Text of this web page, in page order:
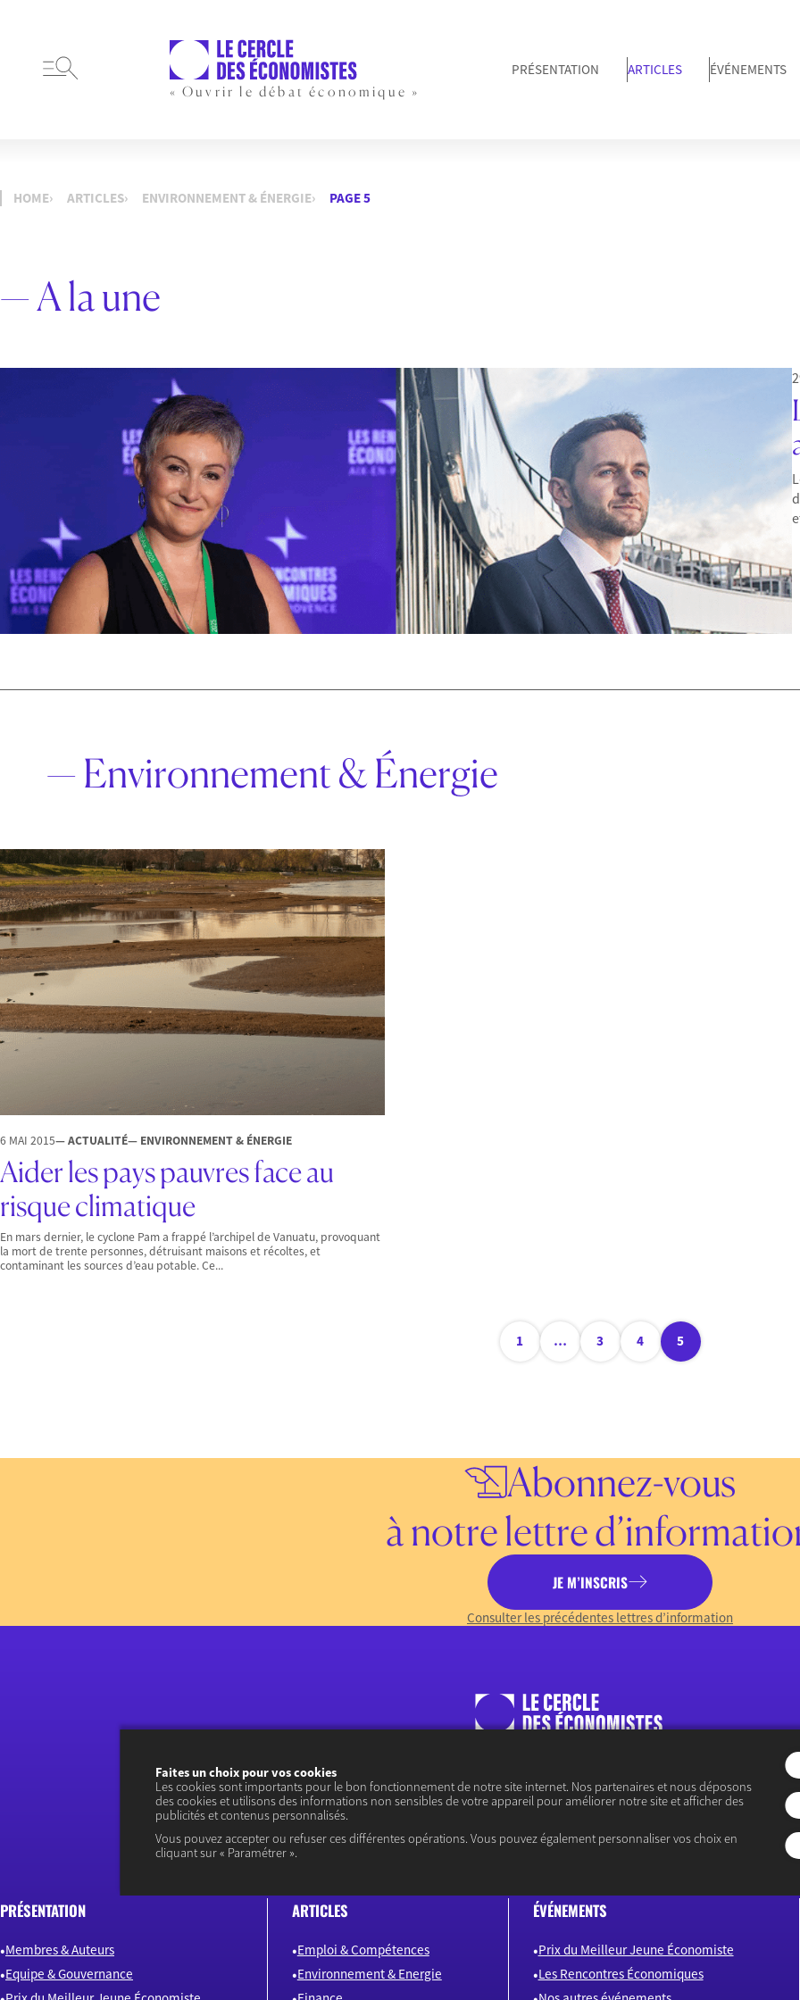
« Ouvrir le débat économique »
PRÉSENTATION ARTICLES ÉVÉNEMENTS
HOME ARTICLES ENVIRONNEMENT & ÉNERGIE PAGE 5
— A la une
— Environnement & Énergie
6 MAI 2015— ACTUALITÉ— ENVIRONNEMENT & ÉNERGIE
Aider les pays pauvres face au
risque climatique
En mars dernier, le cyclone Pam a frappé l’archipel de Vanuatu, provoquant
la mort de trente personnes, détruisant maisons et récoltes, et
contaminant les sources d’eau potable. Ce...
1 … 3 4 5
Abonnez-vous
à notre lettre
JE M’INSCRIS
Consulter les précédentes lettres d’information
PRÉSENTATION
Membres & Auteurs
Equipe & Gouvernance
ARTICLES
Emploi & Compétences
Environnement & Energie
ÉVÉNEMENTS
Prix du Meilleur Jeune Économiste
Les Rencontres Économiques
Faites un choix pour vos cookies
Les cookies sont importants pour le bon fonctionnement de notre site internet. Nos partenaires et nous déposons
des cookies et utilisons des informations non sensibles de votre appareil pour améliorer notre site et afficher des
publicités et contenus personnalisés.
Vous pouvez accepter ou refuser ces différentes opérations. Vous pouvez également personnaliser vos choix en
cliquant sur « Paramétrer ».